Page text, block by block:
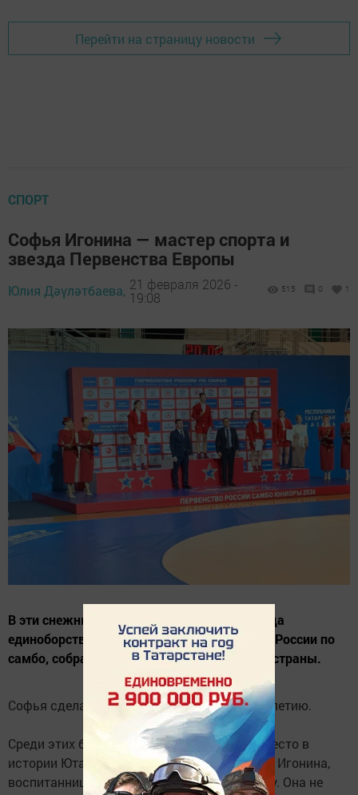
Перейти на страницу новости
СПОРТ
Софья Игонина — мастер спорта и
звезда Первенства Европы
Юлия Дәүләтбаева, 21 февраля 2026 -
19:08
515 0 1
В эти снежные дни в Казани на арене Дворца
единоборств «Ак Барс» прошло Первенство России по
самбо, собравшее лучших юниоров со всей страны.
Софья сделала себе подарок к совершеннолетию.
Среди этих блестящих спортсменов своё место в
истории Ютазинского района заняла Софья Игонина,
воспитанница школы самбо поселка Уруссу. Она не